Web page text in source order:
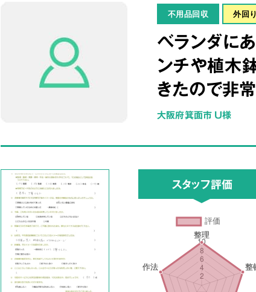
不用品回収 外回り
ベランダに
ンチや植木
きたので非常
大阪府箕面市 U様
スタッフ評価